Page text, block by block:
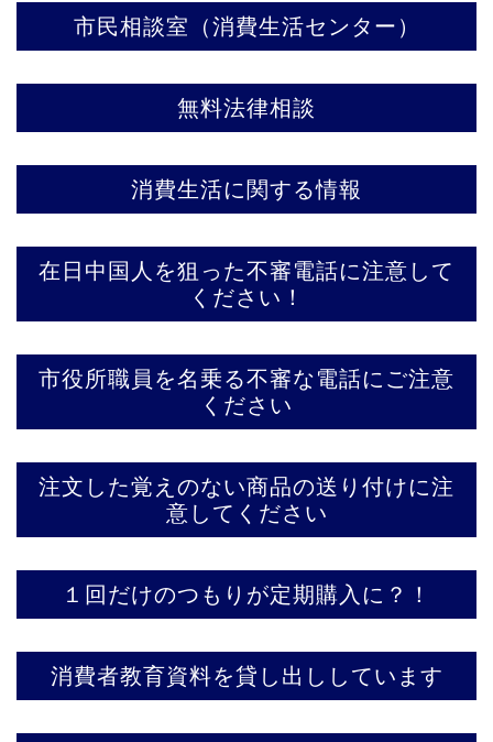
市民相談室（消費生活センター）
無料法律相談
消費生活に関する情報
在日中国人を狙った不審電話に注意して
ください！
市役所職員を名乗る不審な電話にご注意
ください
注文した覚えのない商品の送り付けに注
意してください
１回だけのつもりが定期購入に？！
消費者教育資料を貸し出ししています